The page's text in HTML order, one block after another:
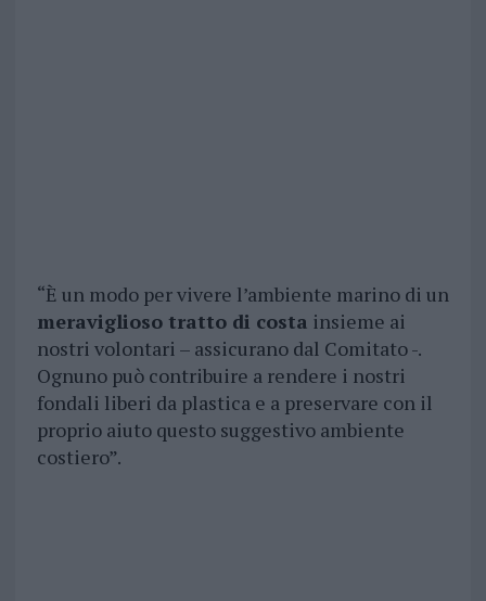
“È un modo per vivere l’ambiente marino di un
meraviglioso tratto di costa insieme ai
nostri volontari – assicurano dal Comitato -.
Ognuno può contribuire a rendere i nostri
fondali liberi da plastica e a preservare con il
proprio aiuto questo suggestivo ambiente
costiero”.